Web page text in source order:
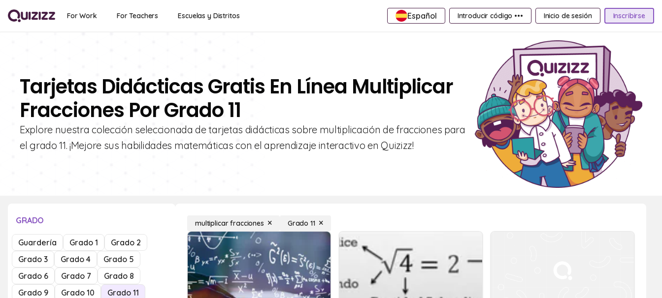
For Work For Teachers Escuelas y Distritos Español Introducir código ••• Inicio de sesión Inscribirse
Tarjetas Didácticas Gratis En Línea Multiplicar
Fracciones Por Grado 11
Explore nuestra colección seleccionada de tarjetas didácticas sobre multiplicación de fracciones para
el grado 11. ¡Mejore sus habilidades matemáticas con el aprendizaje interactivo en Quizizz!
GRADO
Guardería Grado 1
Grado 2
Grado 3
Grado 4
Grado 5
Grado 6
Grado 7
Grado 8
Grado 9
Grado 10
Grado 11
multiplicar fracciones Grado 11